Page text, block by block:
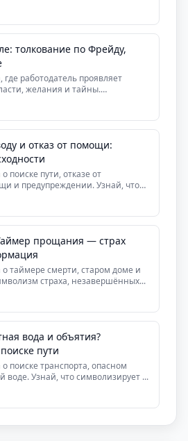
толкование по Фрейду,
где работодатель проявляет
желания и тайны.
и отказ от помощи:
поиске пути, отказе от
и предупреждении. Узнай, что
прощания — страх
о таймере смерти, старом доме и
страха, незавершённых...
вода и объятия?
пути
поиске транспорта, опасном
воде. Узнай, что символизирует ...